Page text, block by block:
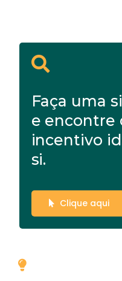
Faça uma
e encontre
incentivo
si.
Clique aqui